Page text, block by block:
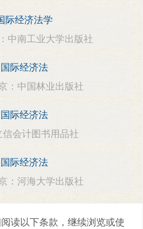
际经济法学
中南工业大学出版社
国际经济法
：中国林业出版社
国际经济法
信会计图书用品社
国际经济法
：河海大学出版社
读以下条款，继续浏览或使